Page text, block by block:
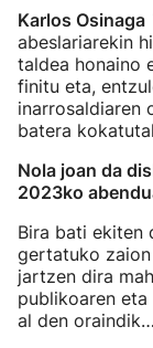
Karlos Osinaga
abeslariarekin
taldea honaino
finitu eta,
inarrosaldiaren
batera
Nola joan da
2023ko
Bira bati ekiten
gertatuko
jartzen dira
publikoaren
al den oraindik…